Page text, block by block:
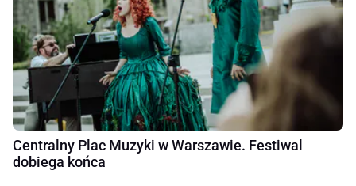
Centralny Plac Muzyki w Warszawie. Festiwal
dobiega końca